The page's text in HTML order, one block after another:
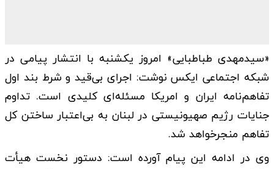
«سیدمهدی طباطبایی» امروز یکشنبه با انتشار پیامی در
شبکه اجتماعی ایکس نوشت: اجرای بی‌قید و شرط بند اول
تفاهم‌نامه ایران و امریکا مسئله‌ای کلیدی است. تداوم
جنایات رژیم صهیونیستی در لبنان به بی‌اعتبار ساختن کل
تفاهم منجرخواهد شد.
وی در ادامه این پیام آورده است: دستور نخست هیأت